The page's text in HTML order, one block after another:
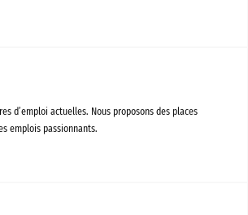
d’emploi actuelles. Nous proposons des places
emplois passionnants.